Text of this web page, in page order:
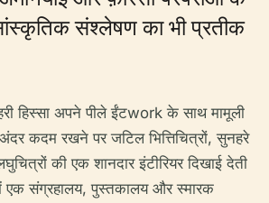
संश्लेषण का भी प्रतीक
हिस्सा अपने पीले ईंटwork के साथ मामूली
कदम रखने पर जटिल भित्तिचित्रों, सुनहरे
की एक शानदार इंटीरियर दिखाई देती
संग्रहालय, पुस्तकालय और स्मारक